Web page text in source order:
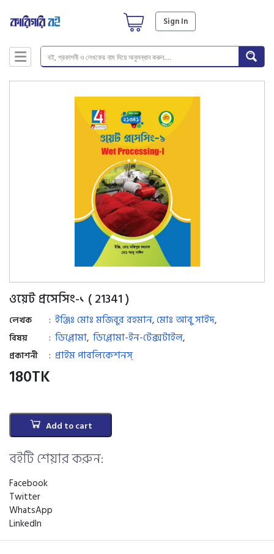
Sign In
ওয়েট প্রসেসিং-১ ( 21341 )
লেখক : ইঞ্জিঃ মোঃ মজিবুর রহমান,মোঃ আবু সাইদ,
বিষয় : ডিপ্লোমা, ডিপ্লোমা-ইন-টেক্সটাইল,
প্রকাশনী : প্রাইম পাবলিকেশনস্
180TK
Add to cart
বইটি শেয়ার করুন:
Facebook
Twitter
WhatsApp
LinkedIn